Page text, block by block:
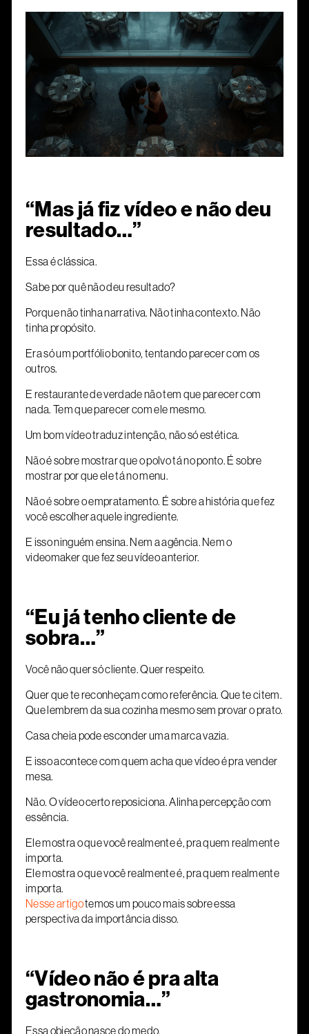
“Mas já fiz vídeo e não deu
resultado…”
Essa é clássica.
Sabe por quê não deu resultado?
Porque não tinha narrativa. Não tinha contexto. Não
tinha propósito.
Era só um portfólio bonito, tentando parecer com os
outros.
E restaurante de verdade não tem que parecer com
nada. Tem que parecer com ele mesmo.
Um bom vídeo traduz intenção, não só estética.
Não é sobre mostrar que o polvo tá no ponto. É sobre
mostrar por que ele tá no menu.
Não é sobre o empratamento. É sobre a história que fez
você escolher aquele ingrediente.
E isso ninguém ensina. Nem a agência. Nem o
videomaker que fez seu vídeo anterior.
“Eu já tenho cliente de
sobra…”
Você não quer só cliente. Quer respeito.
Quer que te reconheçam como referência. Que te citem.
Que lembrem da sua cozinha mesmo sem provar o prato.
Casa cheia pode esconder uma marca vazia.
E isso acontece com quem acha que vídeo é pra vender
mesa.
Não. O vídeo certo reposiciona. Alinha percepção com
essência.
Ele mostra o que você realmente é, pra quem realmente
importa.
Ele mostra o que você realmente é, pra quem realmente
importa.
Nesse artigotemos um pouco mais sobre essa
perspectiva da importância disso.
“Vídeo não é pra alta
gastronomia…”
Essa objeção nasce do medo.